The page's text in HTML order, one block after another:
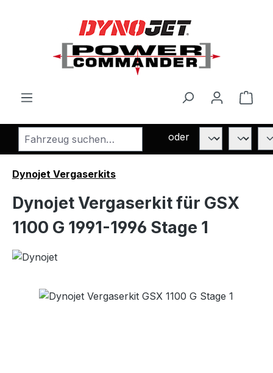
oder
Dynojet Vergaserkits
Dynojet Vergaserkit für GSX
1100 G 1991-1996 Stage 1
Bildergalerie überspringen